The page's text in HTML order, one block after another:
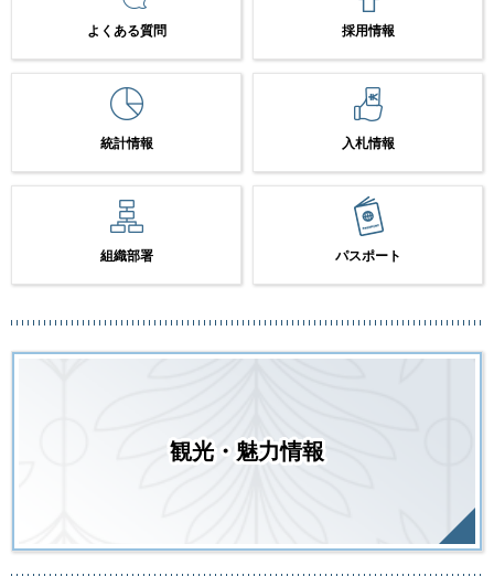
よくある質問 採用情報
統計情報 入札情報
組織部署 パスポート
観光・魅力情報